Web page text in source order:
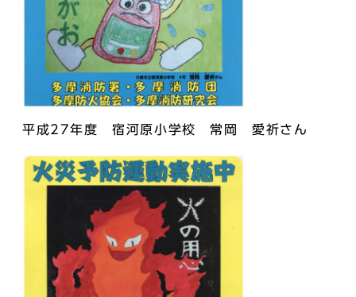
平成27年度 宿河原小学校 常岡 愛祈さん